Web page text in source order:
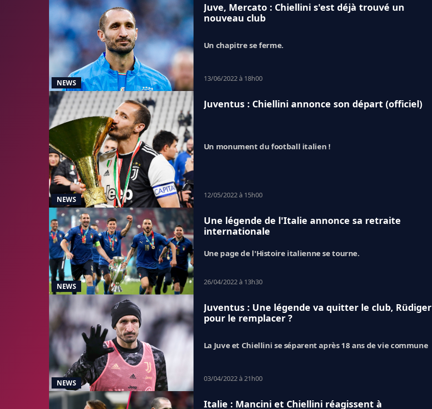
NEWS
Juve, Mercato : Chiellini s'est déjà trouvé un
nouveau club
Un chapitre se ferme.
13/06/2022 à 18h00
NEWS
Juventus : Chiellini annonce son départ (officiel)
Un monument du football italien !
12/05/2022 à 15h00
NEWS
Une légende de l'Italie annonce sa retraite
internationale
Une page de l'Histoire italienne se tourne.
26/04/2022 à 13h30
NEWS
Juventus : Une légende va quitter le club, Rüdiger
pour le remplacer ?
La Juve et Chiellini se séparent après 18 ans de vie commune
03/04/2022 à 21h00
Italie : Mancini et Chiellini réagissent à